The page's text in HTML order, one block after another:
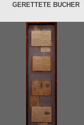
GERETTETE BUCHER